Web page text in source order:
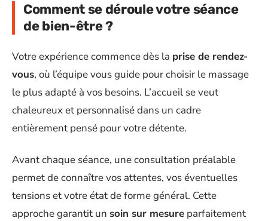
Comment se déroule votre séance
de bien-être ?
Votre expérience commence dès la prise de rendez-
vous, où l’équipe vous guide pour choisir le massage
le plus adapté à vos besoins. L’accueil se veut
chaleureux et personnalisé dans un cadre
entièrement pensé pour votre détente.
Avant chaque séance, une consultation préalable
permet de connaître vos attentes, vos éventuelles
tensions et votre état de forme général. Cette
approche garantit un soin sur mesure parfaitement